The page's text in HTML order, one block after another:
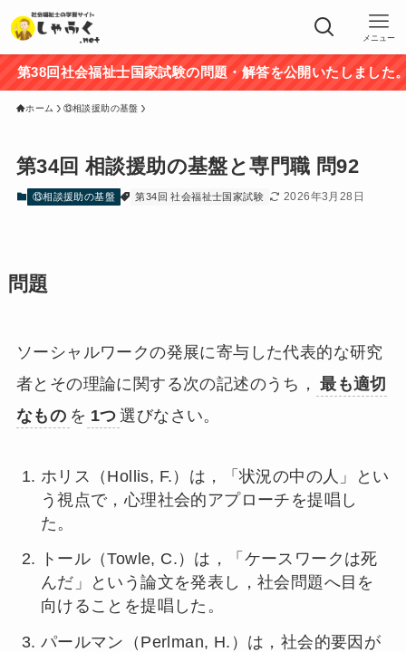
メニュー
回社会福祉士国家試験の問題・解答を公開いたしました。途
ホーム ⑬相談援助の基盤
第34回 相談援助の基盤と専門職 問92
⑬相談援助の基盤 第34回 社会福祉士国家試験 2026年3月28日
問題
ソーシャルワークの発展に寄与した代表的な研究
者とその理論に関する次の記述のうち，
最も適切
なもの を 1つ 選びなさい。
ホリス（Hollis, F.）は，「状況の中の人」とい
う視点で，心理社会的アプローチを提唱し
た。
トール（Towle, C.）は，「ケースワークは死
んだ」という論文を発表し，社会問題へ目を
向けることを提唱した。
パールマン（Perlman, H.）は，社会的要因が